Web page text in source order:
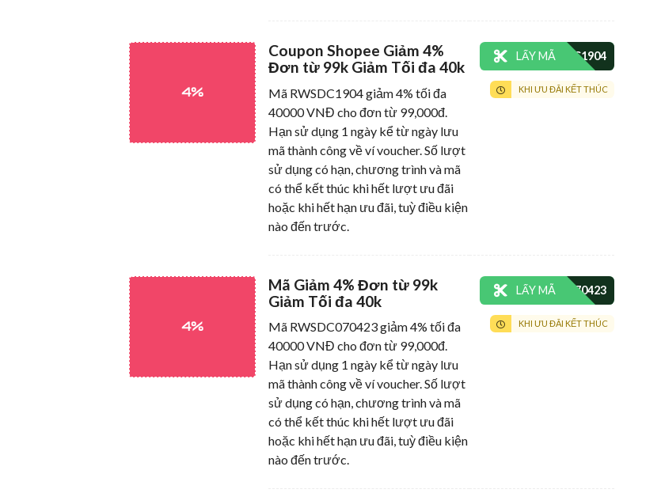
4%
Coupon Shopee Giảm 4%
Đơn từ 99k Giảm Tối đa 40k
Mã RWSDC1904 giảm 4% tối đa
40000 VNĐ cho đơn từ 99,000đ.
Hạn sử dụng 1 ngày kể từ ngày lưu
mã thành công về ví voucher. Số lượt
sử dụng có hạn, chương trình và mã
có thể kết thúc khi hết lượt ưu đãi
hoặc khi hết hạn ưu đãi, tuỳ điều kiện
nào đến trước.
LẤY MÃ
KHI ƯU ĐÃI KẾT THÚC
4%
Mã Giảm 4% Đơn từ 99k
Giảm Tối đa 40k
Mã RWSDC070423 giảm 4% tối đa
40000 VNĐ cho đơn từ 99,000đ.
Hạn sử dụng 1 ngày kể từ ngày lưu
mã thành công về ví voucher. Số lượt
sử dụng có hạn, chương trình và mã
có thể kết thúc khi hết lượt ưu đãi
hoặc khi hết hạn ưu đãi, tuỳ điều kiện
nào đến trước.
LẤY MÃ
KHI ƯU ĐÃI KẾT THÚC